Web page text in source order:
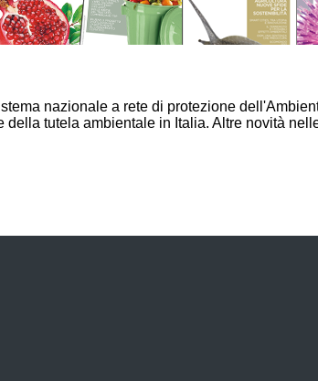
nazionale a rete di protezione
tutela ambientale in Italia. Altre novità